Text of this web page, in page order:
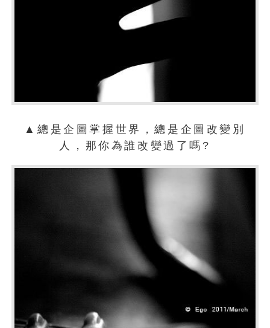
▲總是企圖掌握世界，總是企圖改變別
人，那你為誰改變過了嗎?